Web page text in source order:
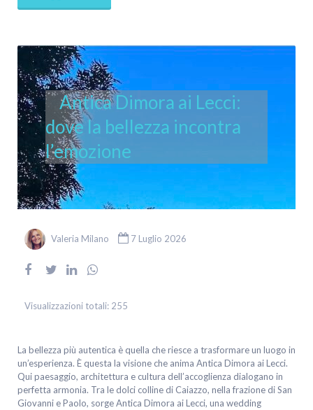
Antica Dimora ai Lecci:
dove la bellezza incontra
l’emozione
Valeria Milano 7 Luglio 2026
Visualizzazioni totali: 255
La bellezza più autentica è quella che riesce a trasformare un luogo in
un’esperienza. È questa la visione che anima Antica Dimora ai Lecci.
Qui paesaggio, architettura e cultura dell’accoglienza dialogano in
perfetta armonia. Tra le dolci colline di Caiazzo, nella frazione di San
Giovanni e Paolo, sorge Antica Dimora ai Lecci, una wedding